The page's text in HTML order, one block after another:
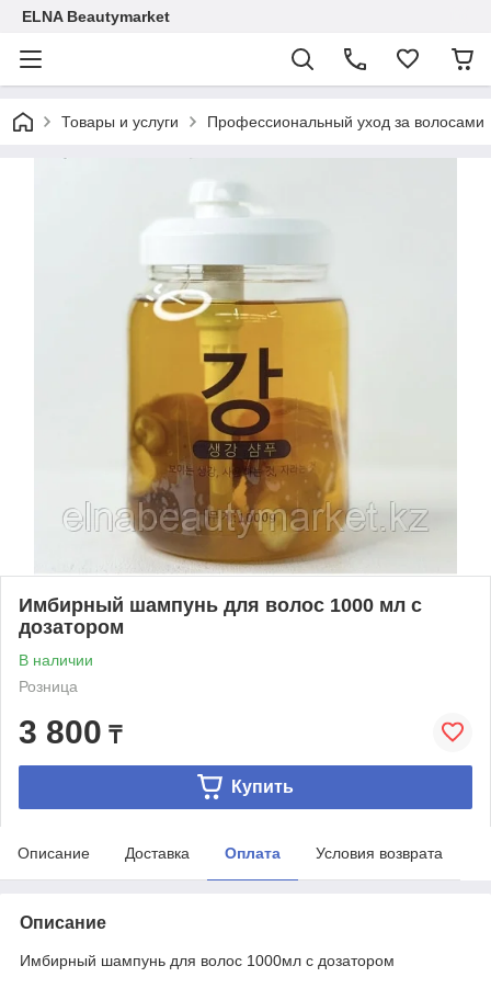
ELNA Beautymarket
Товары и услуги Профессиональный уход за волосами
Имбирный шампунь для волос 1000 мл с
дозатором
В наличии
Розница
3 800 ₸
Купить
Описание Доставка Оплата Условия возврата
Описание
Имбирный шампунь для волос 1000мл с дозатором